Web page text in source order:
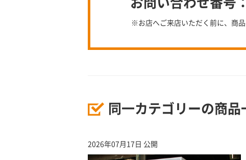
※お店へご来店いただく前に、商品
同一カテゴリーの商品
2026年07月17日 公開